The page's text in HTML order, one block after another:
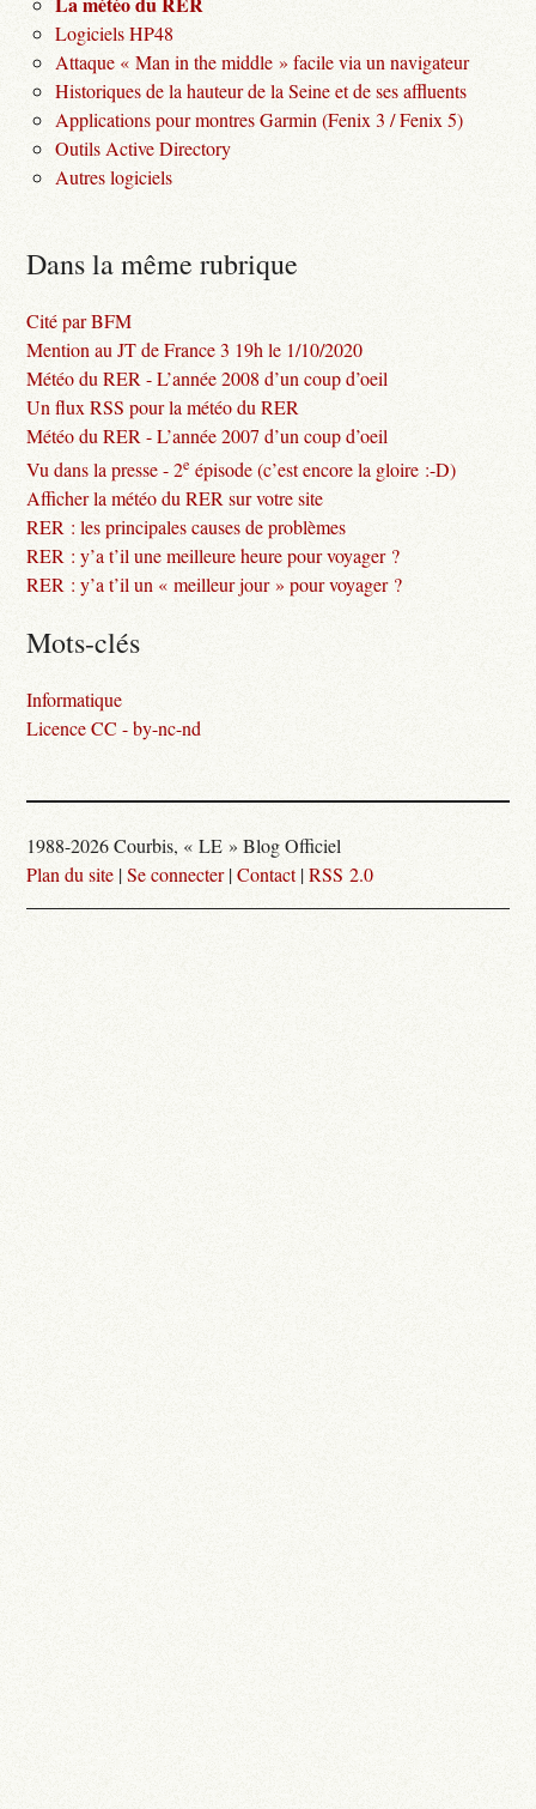
Logiciels HP48
Attaque « Man in the middle » facile via un navigateur
Historiques de la hauteur de la Seine et de ses affluents
Applications pour montres Garmin (Fenix 3 / Fenix 5)
Outils Active Directory
Autres logiciels
Dans la même rubrique
Cité par BFM
Mention au JT de France 3 19h le 1/10/2020
Météo du RER - L’année 2008 d’un coup d’oeil
Un flux RSS pour la météo du RER
Météo du RER - L’année 2007 d’un coup d’oeil
Vu dans la presse - 2e épisode (c’est encore la gloire :-D)
Afficher la météo du RER sur votre site
RER : les principales causes de problèmes
RER : y’a t’il une meilleure heure pour voyager ?
RER : y’a t’il un « meilleur jour » pour voyager ?
Mots-clés
Informatique
Licence CC - by-nc-nd
1988-2026 Courbis, « LE » Blog Officiel
Plan du site |Se connecter|Contact|RSS 2.0